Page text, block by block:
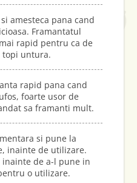
amesteca pana cand
Framantatul
rapid pentru ca de
topi untura.
rapid pana cand
foarte usor de
sa framanti mult.
si pune la
inainte de utilizare.
de a-l pune in
o utilizare.